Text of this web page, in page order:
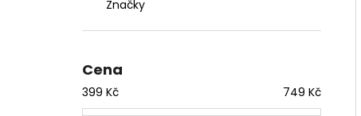
Značky
Cena
399 Kč 749 Kč